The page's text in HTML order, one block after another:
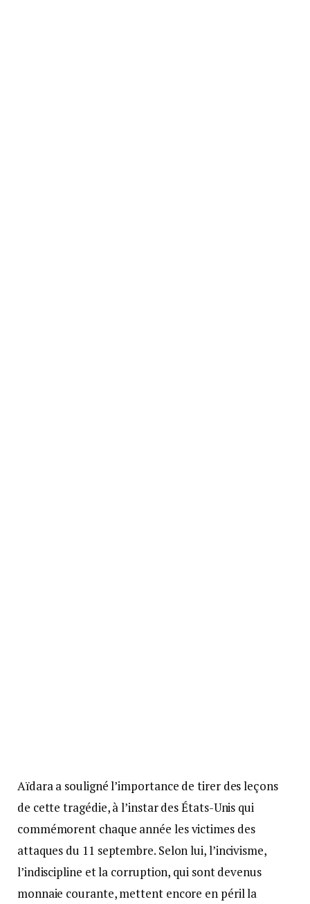
Aïdara a souligné l’importance de tirer des leçons
de cette tragédie, à l’instar des États-Unis qui
commémorent chaque année les victimes des
attaques du 11 septembre. Selon lui, l’incivisme,
l’indiscipline et la corruption, qui sont devenus
monnaie courante, mettent encore en péril la